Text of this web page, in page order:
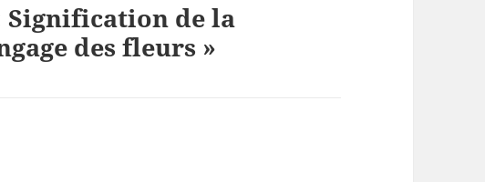
Signification de la
des fleurs »